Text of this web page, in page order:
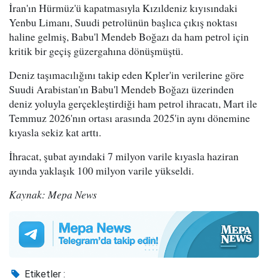
İran'ın Hürmüz'ü kapatmasıyla Kızıldeniz kıyısındaki
Yenbu Limanı, Suudi petrolünün başlıca çıkış noktası
haline gelmiş, Babu'l Mendeb Boğazı da ham petrol için
kritik bir geçiş güzergahına dönüşmüştü.
Deniz taşımacılığını takip eden Kpler'in verilerine göre
Suudi Arabistan'ın Babu'l Mendeb Boğazı üzerinden
deniz yoluyla gerçekleştirdiği ham petrol ihracatı, Mart ile
Temmuz 2026'nın ortası arasında 2025'in aynı dönemine
kıyasla sekiz kat arttı.
İhracat, şubat ayındaki 7 milyon varile kıyasla haziran
ayında yaklaşık 100 milyon varile yükseldi.
Kaynak: Mepa News
Etiketler :